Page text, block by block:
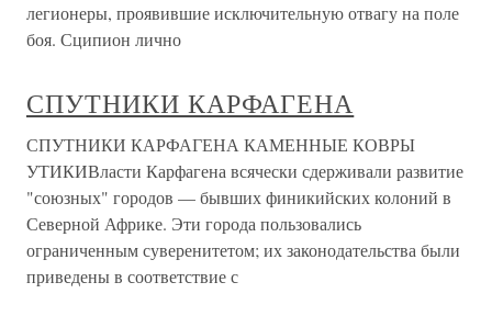
легионеры, проявившие исключительную отвагу на поле
боя. Сципион лично
СПУТНИКИ КАРФАГЕНА
СПУТНИКИ КАРФАГЕНА КАМЕННЫЕ КОВРЫ
УТИКИВласти Карфагена всячески сдерживали развитие
"союзных" городов — бывших финикийских колоний в
Северной Африке. Эти города пользовались
ограниченным суверенитетом; их законодательства были
приведены в соответствие с